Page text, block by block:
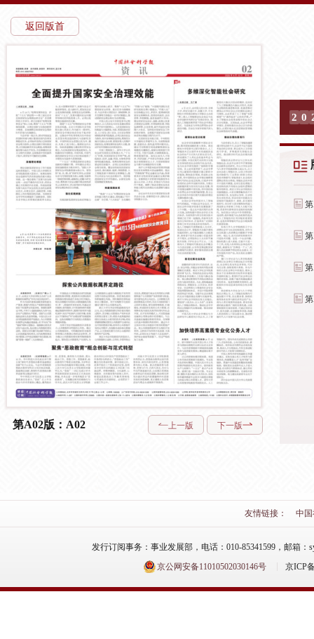
返回版首
第A02版：A02 上一版 下一版
2 0
友情链接： 中
发行订阅事务：事业发展部，电话：010-85341599，邮箱：
京公网安备11010502030146号
京ICP